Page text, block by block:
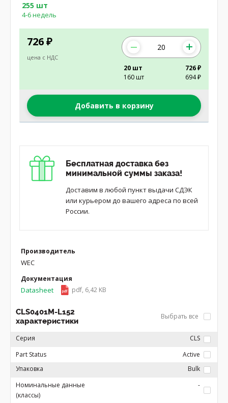
726 ₽
цена с НДС
255 шт
4-6 недель
20 шт
726 ₽
160 шт
694 ₽
Добавить в корзину
Бесплатная доставка без
минимальной суммы заказа!
Доставим в любой пункт выдачи СДЭК
или курьером до вашего адреса по всей
России.
Производитель
WEC
Документация
Datasheet pdf, 6,42 KB
CLS0401M-L152
характеристики
Выбрать все
Серия
CLS
Part Status
Active
Упаковка
Bulk
Номинальные данные
(классы)
-